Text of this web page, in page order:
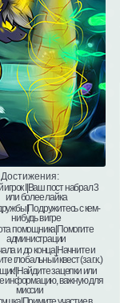
Достижения: